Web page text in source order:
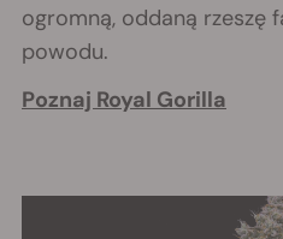
ogromną, oddaną rzeszę
powodu.
Poznaj Royal Gorilla